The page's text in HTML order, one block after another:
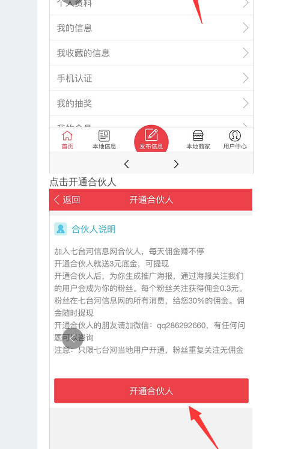
点击开通合伙人